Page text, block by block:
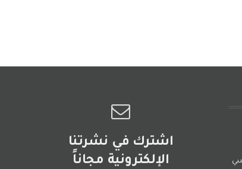
اشترك في نشرتنا
الإلكترونية مجاناً